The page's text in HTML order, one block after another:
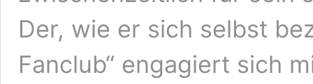
Der, wie er sich selbst
Fanclub“ engagiert sich